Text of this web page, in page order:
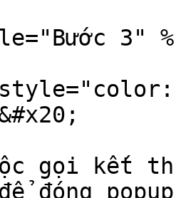
3"
gọi kết
đóng